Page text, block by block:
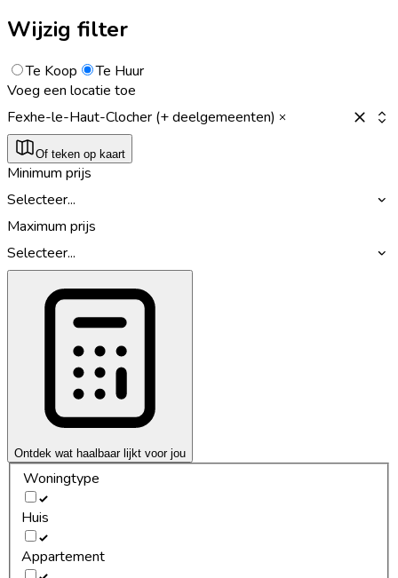
Wijzig filter
Te Koop
Te Huur
Voeg een locatie toe
Fexhe-le-Haut-Clocher (+ deelgemeenten)
Of teken op kaart
Minimum prijs
Selecteer...
Maximum prijs
Selecteer...
Ontdek wat haalbaar lijkt voor jou
Woningtype
Huis
Appartement